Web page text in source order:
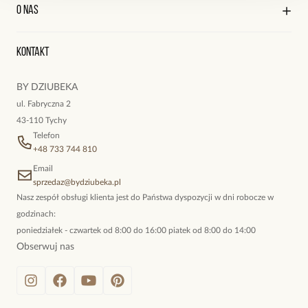
Reklamacje i zwroty
Edycja profilu
O nas
Oryginalne naszyjniki, topowe bransoletki, okazałe kolczyki,
Kontakt
BY DZIUBEKA
ul. Fabryczna 2
43-110 Tychy
Telefon
+48 733 744 810
Email
sprzedaz@bydziubeka.pl
Nasz zespół obsługi klienta jest do Państwa dyspozycji w dni robocze w
godzinach:
poniedziałek - czwartek od 8:00 do 16:00 piatek od 8:00 do 14:00
Obserwuj nas